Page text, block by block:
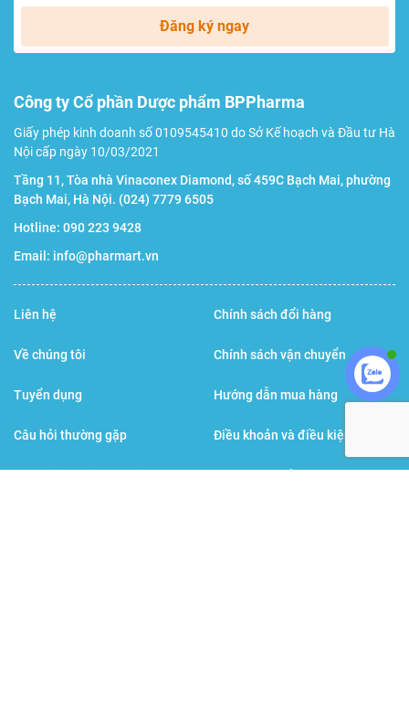
Đăng ký ngay
Công ty Cổ phần Dược phẩm BPPharma
Giấy phép kinh doanh số 0109545410 do Sở Kế hoạch và Đầu tư Hà
Nội cấp ngày 10/03/2021
Tầng 11, Tòa nhà Vinaconex Diamond, số 459C Bạch Mai, phường
Bạch Mai, Hà Nội. (024) 7779 6505
Hotline: 090 223 9428
Email: info@pharmart.vn
Liên hệ
Về chúng tôi
Tuyển dụng
Câu hỏi thường gặp
Chính sách đổi hàng
Chính sách vận chuyển
Hướng dẫn mua hàng
Điều khoản và điều kiện